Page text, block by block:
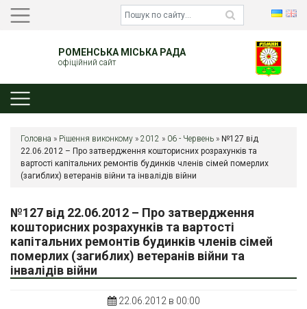
РОМЕНСЬКА МІСЬКА РАДА
офіційний сайт
Головна » Рішення виконкому » 2012 » 06 - Червень » №127 від
22.06.2012 – Про затвердження кошторисних розрахунків та
вартості капітальних ремонтів будинків членів сімей померлих
(загиблих) ветеранів війни та інвалідів війни
№127 від 22.06.2012 – Про затвердження
кошторисних розрахунків та вартості
капітальних ремонтів будинків членів сімей
померлих (загиблих) ветеранів війни та
інвалідів війни
22.06.2012 в 00:00